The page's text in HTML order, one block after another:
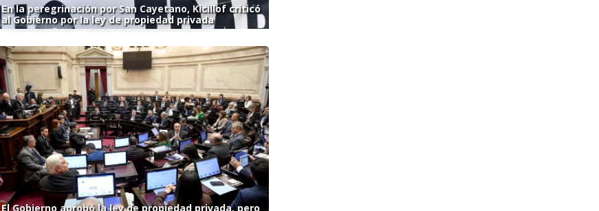
En la peregrinación por San Cayetano, Kicillof criticó
al Gobierno por la ley de propiedad privada
El Gobierno aprobó la ley de propiedad privada, pero